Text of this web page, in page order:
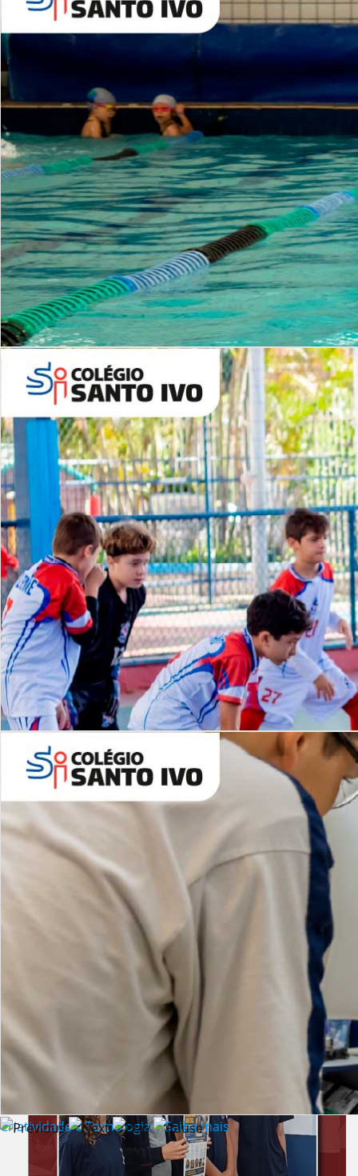
Período Integral | Saiba mais
Desafios | Saiba mais
Criatividade e Tecnologia | Saiba mais
ALUNOS NOVOS
Entre em Contato
INSTITUCIONAL
Lista de vídeos
NOSSOCANAL